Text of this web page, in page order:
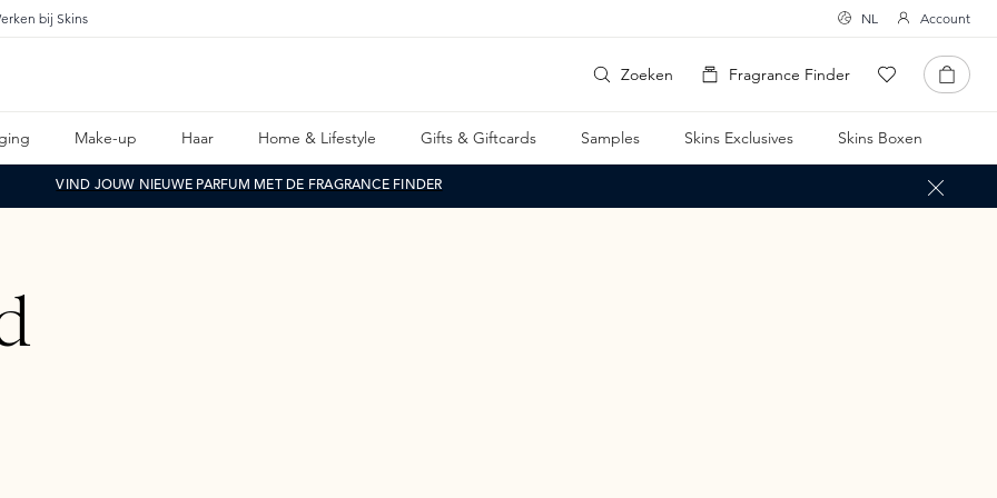
bij Skins NL Account
Zoeken Fragrance Finder
Make-up Haar Home & Lifestyle Gifts & Giftcards Samples Skins Exclusives Skins Boxen
VIND JOUW NIEUWE PARFUM MET DE FRAGRANCE FINDER